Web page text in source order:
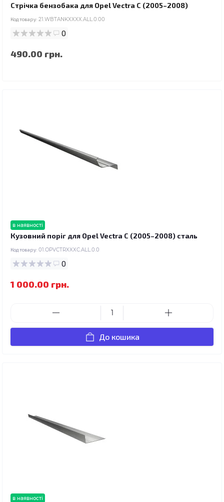
Стрічка бензобака для Opel Vectra C (2005–2008)
Код товару: 21.WBTANKXXXX.ALL.0.00
0
490.00 грн.
в наявності
Кузовний поріг для Opel Vectra C (2005–2008) сталь
Код товару: 01.OPVCTRXXXC.ALL.0.0
0
1 000.00 грн.
До кошика
в наявності